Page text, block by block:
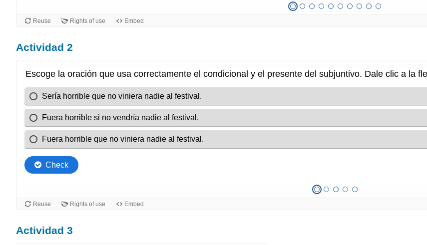
Actividad 2
Actividad 3